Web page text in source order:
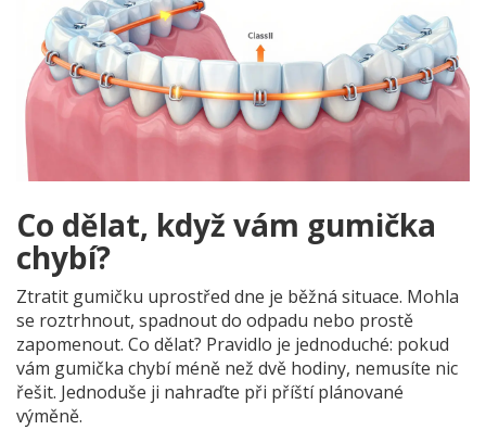
Co dělat, když vám gumička
chybí?
Ztratit gumičku uprostřed dne je běžná situace. Mohla
se roztrhnout, spadnout do odpadu nebo prostě
zapomenout. Co dělat? Pravidlo je jednoduché: pokud
vám gumička chybí méně než dvě hodiny, nemusíte nic
řešit. Jednoduše ji nahraďte při příští plánované
výměně.